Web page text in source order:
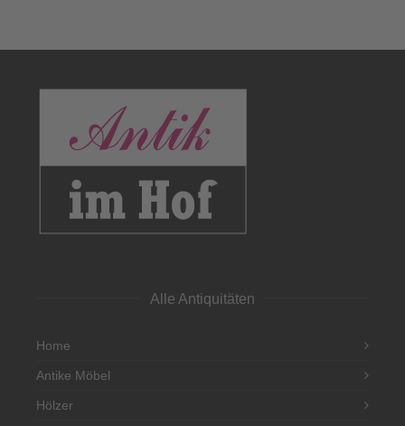
Alle Antiquitäten
Home
Antike Möbel
Hölzer